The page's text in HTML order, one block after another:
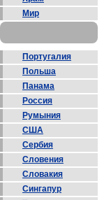
Мир
Португалия
Польша
Панама
Россия
Румыния
США
Сербия
Словения
Словакия
Сингапур